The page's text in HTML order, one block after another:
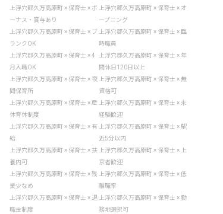
上浮穴郡久万高原町 × 保育士 × ボ
ーナス・賞与あり
上浮穴郡久万高原町 × 保育士 × オ
ープニング
上浮穴郡久万高原町 × 保育士 × ブ
ランクOK
上浮穴郡久万高原町 × 保育士 × 臨
時職員
上浮穴郡久万高原町 × 保育士 × 4
月入職OK
上浮穴郡久万高原町 × 保育士 × 年
間休日120日以上
上浮穴郡久万高原町 × 保育士 × 夜
間保育所
上浮穴郡久万高原町 × 保育士 × 無
資格可
上浮穴郡久万高原町 × 保育士 × 産
休育休制度
上浮穴郡久万高原町 × 保育士 × 未
経験歓迎
上浮穴郡久万高原町 × 保育士 × 有
給
上浮穴郡久万高原町 × 保育士 × 駅
近5分以内
上浮穴郡久万高原町 × 保育士 × 扶
養内可
上浮穴郡久万高原町 × 保育士 × 上
京者歓迎
上浮穴郡久万高原町 × 保育士 × 残
業少なめ
上浮穴郡久万高原町 × 保育士 × 低
離職率
上浮穴郡久万高原町 × 保育士 × 退
職金制度
上浮穴郡久万高原町 × 保育士 × 勤
務地選択可